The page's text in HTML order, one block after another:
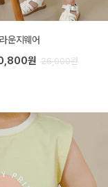
운지웨어
원 26,000원